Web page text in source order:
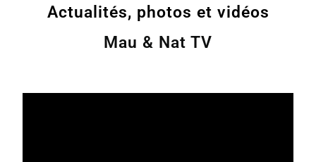
Actualités, photos et vidéos
Mau & Nat TV